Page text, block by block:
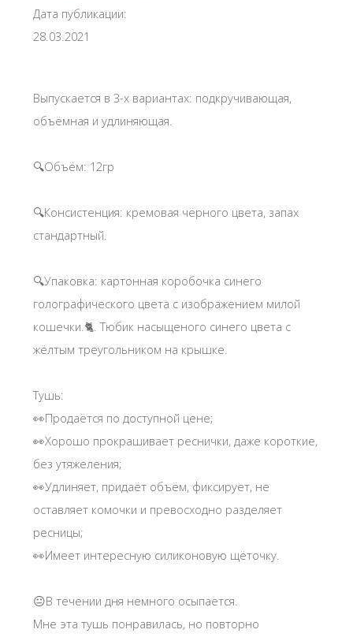
Дата публикации:
28.03.2021
Выпускается в 3-х вариантах: подкручивающая,
объёмная и удлиняющая.
🔍Объём: 12гр
🔍Консистенция: кремовая чёрного цвета, запах
стандартный.
🔍Упаковка: картонная коробочка синего
голографического цвета с изображением милой
кошечки.🐈. Тюбик насыщеного синего цвета с
жёлтым треугольником на крышке.
Тушь:
👀Продаётся по доступной цене;
👀Хорошо прокрашивает реснички, даже короткие,
без утяжеления;
👀Удлиняет, придаёт объём, фиксирует, не
оставляет комочки и превосходно разделяет
ресницы;
👀Имеет интересную силиконовую щёточку.
😐В течении дня немного осыпается.
Мне эта тушь понравилась, но повторно